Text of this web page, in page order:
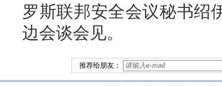
罗斯联邦安全会议秘书绍
边会谈会见。
推荐给朋友：